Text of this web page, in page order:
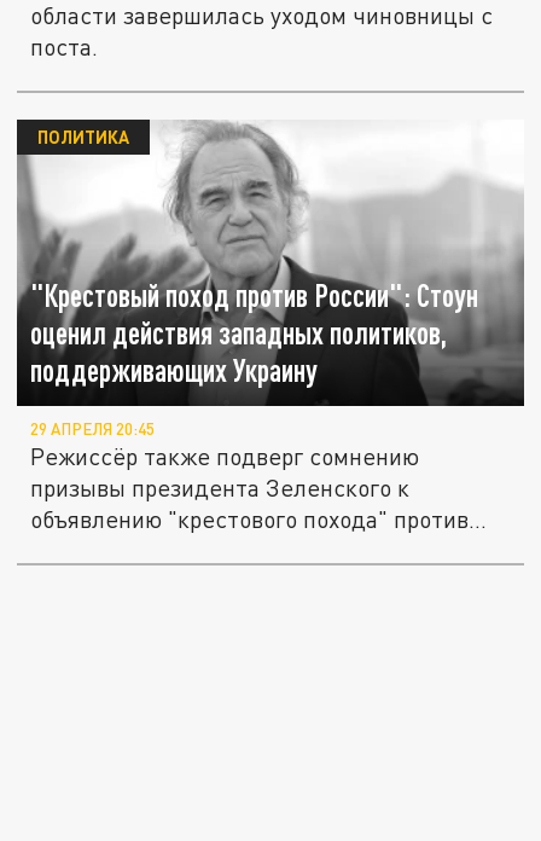
области завершилась уходом чиновницы с
поста.
"Крестовый поход против России": Стоун
оценил действия западных политиков,
поддерживающих Украину
ПОЛИТИКА
29 АПРЕЛЯ 20:45
Режиссёр также подверг сомнению
призывы президента Зеленского к
объявлению "крестового похода" против